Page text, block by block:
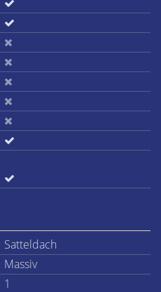
Satteldach
Massiv
1